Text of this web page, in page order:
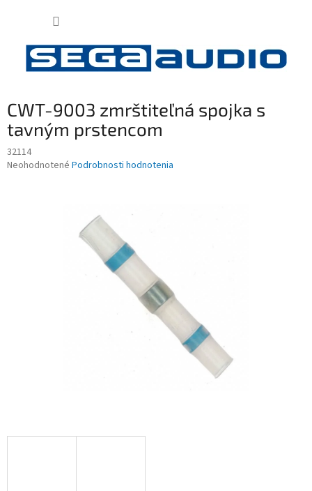
CWT-9003 zmrštiteľná spojka s
tavným prstencom
32114
Priemerné
Neohodnotené Podrobnosti hodnotenia